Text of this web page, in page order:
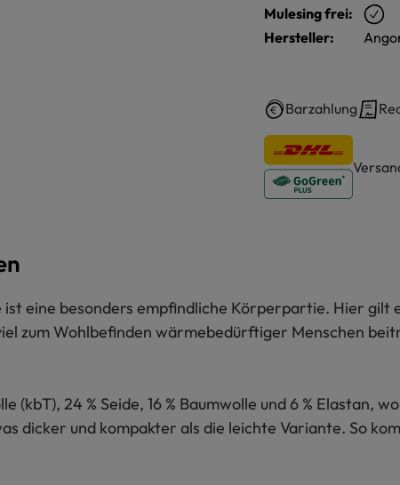
Mulesing frei:
Hersteller:
Barzahlung
eine besonders empfindliche Körperpartie. Hier gilt
zum Wohlbefinden wärmebedürftiger Menschen
(kbT), 24 % Seide, 16 % Baumwolle und 6 %
dicker und kompakter als die leichte Variante. So